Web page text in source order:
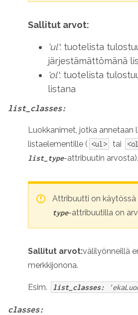
Sallitut arvot:
'ul': tuotelista
järjestämättömänä
'ol': tuotelista
listana
list_classes:
Luokkanimet, jotka annetaan
listaelementille ( <ul> tai
list_type-attribuutin arvosta).
Attribuutti on käytössä
type-attribuutilla on
Sallitut arvot:välilyönneillä
merkkijonona.
Esim. list_classes:
classes: